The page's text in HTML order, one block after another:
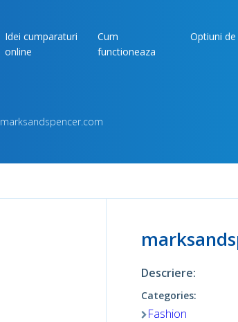
Idei cumparaturi
online
Cum
functioneaza
Optiuni
marksandspencer.com
Descriere:
Categories:
Fashion